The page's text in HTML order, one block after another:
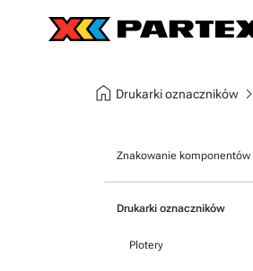
home Drukarki oznaczników chevron_right
Znakowanie komponentów
Drukarki oznaczników
Plotery